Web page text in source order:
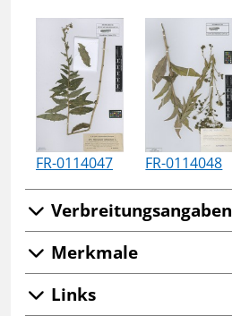
FR-0114047 FR-0114048
Verbreitungsangaben
Merkmale
Links